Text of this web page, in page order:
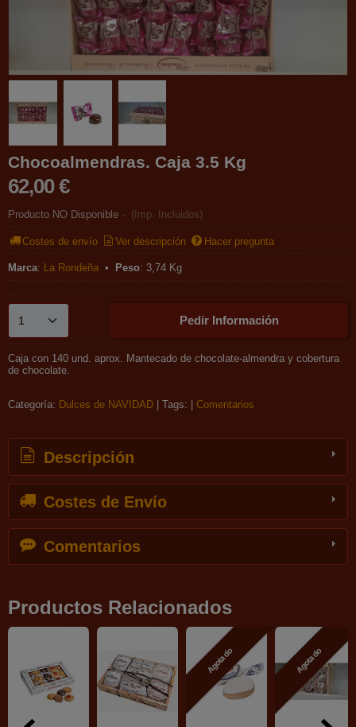
Chocoalmendras. Caja 3.5 Kg
62,00 €
Producto NO Disponible - (Imp. Incluidos)
Costes de envío Ver descripción Hacer pregunta
Marca: La Rondeña • Peso: 3,74 Kg
Pedir Información
Caja con 140 und. aprox. Mantecado de chocolate-almendra y cobertura
de chocolate.
Categoría: Dulces de NAVIDAD Tags: Comentarios
Descripción
Costes de Envío
Comentarios
Productos Relacionados
Agotado Agotado